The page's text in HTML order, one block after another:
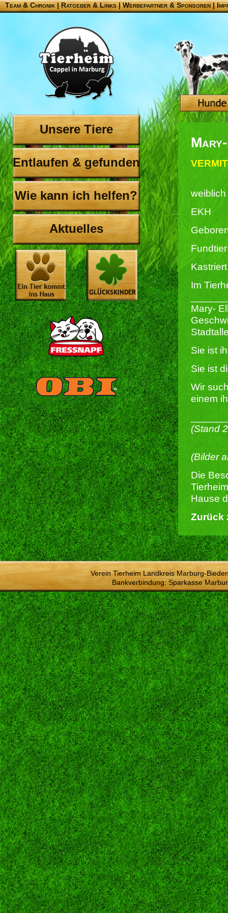
Team & Chronik |Ratgeber & Links|Werbepartner & Sponsoren|
Unsere Tiere
Entlaufen & gefunden
Wie kann ich helfen?
Aktuelles
weiblich
EKH
Fundtier
Im
Mary-
Sie ist
Sie ist
Wir
einem
(Stand
(Bilder
Die
Hause
Zurück
Verein Tierheim Landkreis Marburg-
Bankverbindung: Sparkasse